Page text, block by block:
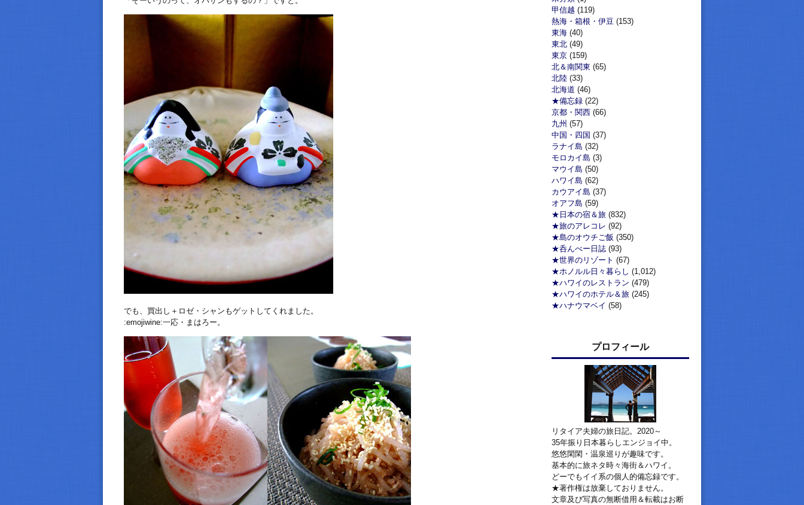
でも、買出し＋ロゼ・シャンもゲットしてくれました。
:emojiwine:一応・まはろー。
甲信越 (119)
熱海・箱根・伊豆 (153)
東海 (40)
東北 (49)
東京 (159)
北＆南関東 (65)
北陸 (33)
北海道 (46)
★備忘録 (22)
京都・関西 (66)
九州 (57)
中国・四国 (37)
ラナイ島 (32)
モロカイ島 (3)
マウイ島 (50)
ハワイ島 (62)
カウアイ島 (37)
オアフ島 (59)
★日本の宿＆旅 (832)
★旅のアレコレ (92)
★島のオウチご飯 (350)
★呑んべー日誌 (93)
★世界のリゾート (67)
★ホノルル日々暮らし (1,012)
★ハワイのレストラン (479)
★ハワイのホテル＆旅 (245)
★ハナウマベイ (58)
プロフィール
リタイア夫婦の旅日記。2020～
35年振り日本暮らしエンジョイ中。
悠悠閑閑・温泉巡りが趣味です。
基本的に旅ネタ時々海街＆ハワイ。
どーでもイイ系の個人的備忘録です。
★著作権は放棄しておりません。
文章及び写真の無断借用＆転載はお断